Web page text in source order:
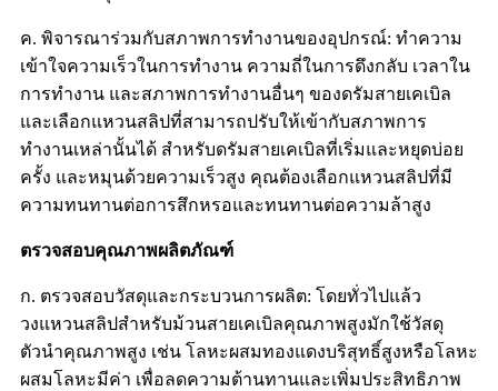
ค. พิจารณาร่วมกับสภาพการทำงานของอุปกรณ์: ทำความ
เข้าใจความเร็วในการทำงาน ความถี่ในการดึงกลับ เวลาใน
การทำงาน และสภาพการทำงานอื่นๆ ของดรัมสายเคเบิล
และเลือกแหวนสลิปที่สามารถปรับให้เข้ากับสภาพการ
ทำงานเหล่านั้นได้ สำหรับดรัมสายเคเบิลที่เริ่มและหยุดบ่อย
ครั้ง และหมุนด้วยความเร็วสูง คุณต้องเลือกแหวนสลิปที่มี
ความทนทานต่อการสึกหรอและทนทานต่อความล้าสูง
ตรวจสอบคุณภาพผลิตภัณฑ์
ก. ตรวจสอบวัสดุและกระบวนการผลิต: โดยทั่วไปแล้ว
วงแหวนสลิปสำหรับม้วนสายเคเบิลคุณภาพสูงมักใช้วัสดุ
ตัวนำคุณภาพสูง เช่น โลหะผสมทองแดงบริสุทธิ์สูงหรือโลหะ
ผสมโลหะมีค่า เพื่อลดความต้านทานและเพิ่มประสิทธิภาพ